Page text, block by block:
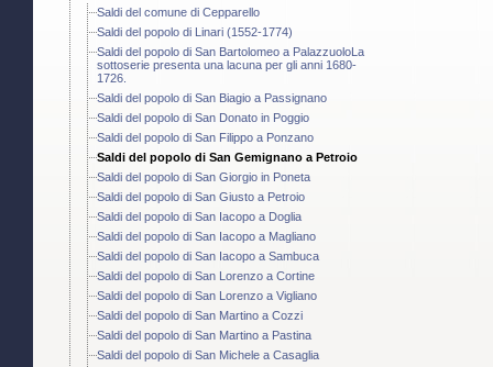
Saldi del comune di Cepparello
Saldi del popolo di Linari (1552-1774)
Saldi del popolo di San Bartolomeo a PalazzuoloLa
sottoserie presenta una lacuna per gli anni 1680-
1726.
Saldi del popolo di San Biagio a Passignano
Saldi del popolo di San Donato in Poggio
Saldi del popolo di San Filippo a Ponzano
Saldi del popolo di San Gemignano a Petroio
Saldi del popolo di San Giorgio in Poneta
Saldi del popolo di San Giusto a Petroio
Saldi del popolo di San Iacopo a Doglia
Saldi del popolo di San Iacopo a Magliano
Saldi del popolo di San Iacopo a Sambuca
Saldi del popolo di San Lorenzo a Cortine
Saldi del popolo di San Lorenzo a Vigliano
Saldi del popolo di San Martino a Cozzi
Saldi del popolo di San Martino a Pastina
Saldi del popolo di San Michele a Casaglia